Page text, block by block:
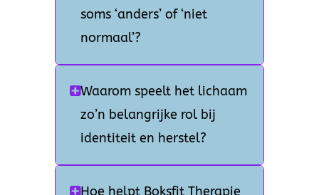
soms ‘anders’ of ‘niet
normaal’?
Waarom speelt het lichaam
zo’n belangrijke rol bij
identiteit en herstel?
Hoe helpt Boksfit Therapie